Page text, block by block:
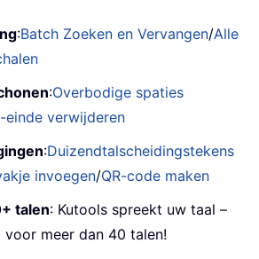
:Batch Zoeken en Vervangen/Alle
:Overbodige spaties
einde verwijderen
:Duizendtalscheidingstekens
invoegen/QR-code maken
talen: Kutools spreekt uw taal –
meer dan 40 talen!